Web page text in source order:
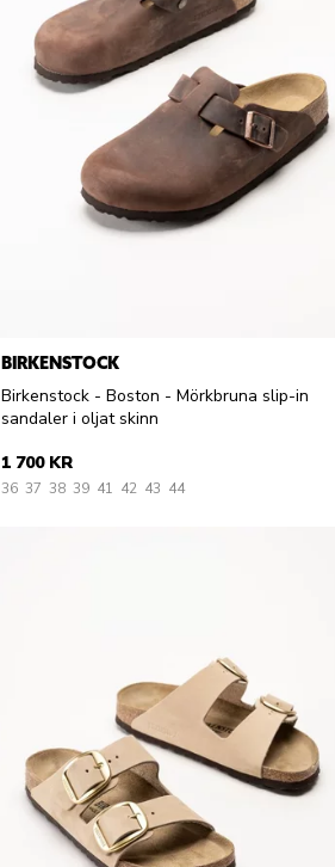
BIRKENSTOCK
Birkenstock - Boston - Mörkbruna slip-in
sandaler i oljat skinn
1 700 KR
36 37 38 39 41 42 43 44